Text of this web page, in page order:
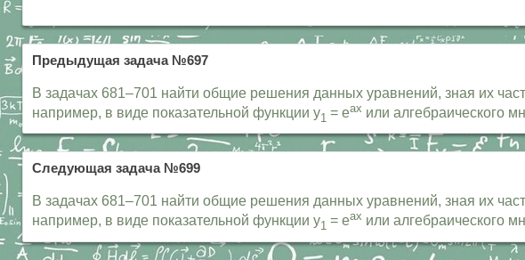
Предыдущая задача №697
В задачах 681–701 найти общие решения данных уравнений, зная их
например, в виде показательной функции y1 = eax или алгебраического
Следующая задача №699
В задачах 681–701 найти общие решения данных уравнений, зная их
например, в виде показательной функции y1 = eax или алгебраического